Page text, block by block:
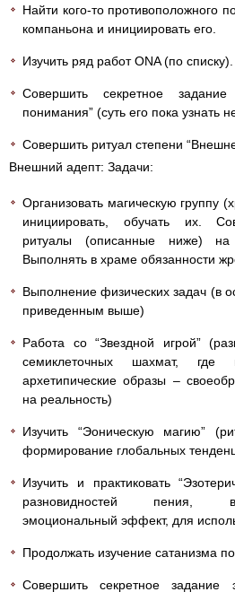
Найти кого-то противоположного
компаньона и инициировать его.
Изучить ряд работ ONA (по списку).
Совершить секретное
понимания” (суть его пока узнать
Совершить ритуал степени
Внешний адепт: Задачи:
Организовать магическую группу
инициировать, обучать их.
ритуалы (описанные ниже) на
Выполнять в храме обязанности
Выполнение физических задач (в
приведенным выше)
Работа со “Звездной игрой”
семиклеточных шахмат, где
архетипические образы –
на реальность)
Изучить “Эоническую магию”
формирование глобальных
Изучить и практиковать
разновидностей пения,
эмоциональный эффект, для
Продолжать изучение сатанизма
Совершить секретное